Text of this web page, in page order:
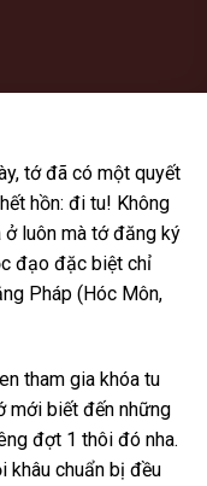
tớ đã có một quyết
hồn: đi tu! Không
luôn mà tớ đăng ký
đạo đặc biệt chỉ
Pháp (Hóc Môn,
tham gia khóa tu
mới biết đến những
đợt 1 thôi đó nha.
khâu chuẩn bị đều